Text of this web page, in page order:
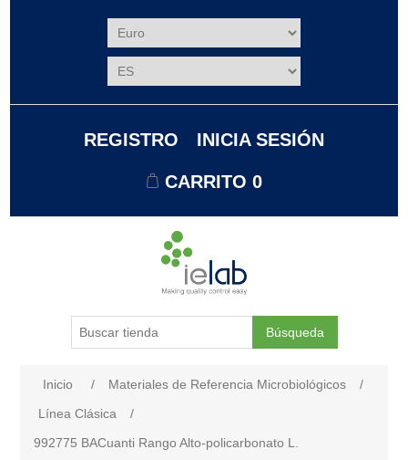
REGISTRO INICIA SESIÓN
CARRITO 0
Búsqueda
Inicio / Materiales de Referencia Microbiológicos
/
Línea Clásica
/
992775 BACuanti Rango Alto-policarbonato L.